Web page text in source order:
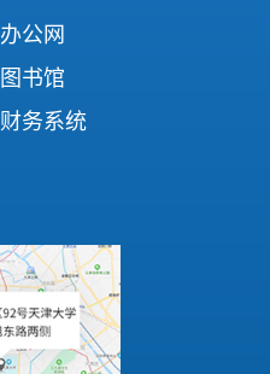
办公网
图书馆
财务系统